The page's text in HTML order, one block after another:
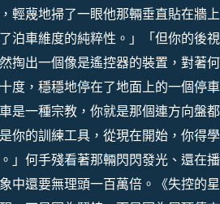
輕蔑地掃了一眼他那輛垂直貼在牆
泊車維度的純粹性。」「但你的
掏出一個像是遙控器的裝置，對著
度，穩穩地停在了地面上的一個停
是一種宗教，你就是那個連方向盤
你的訓練工具，從現在開始，你得
」何手殘看著那輛閃閃發光、還在
中還要無理頭一百萬倍。《失控的